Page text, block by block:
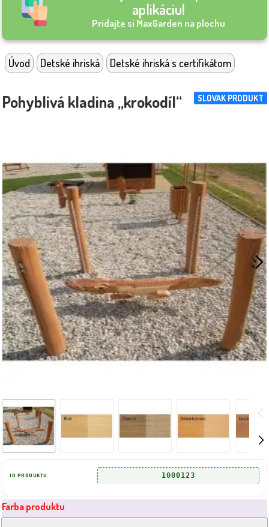
aplikáciu!
Pridajte si MaxGarden na plochu
Úvod Detské ihriská Detské ihriská s certifikátom
SLOVAK PRODUKT
Pohyblivá kladina „krokodíl“
ID PRODUKTU 1000123
Farba produktu